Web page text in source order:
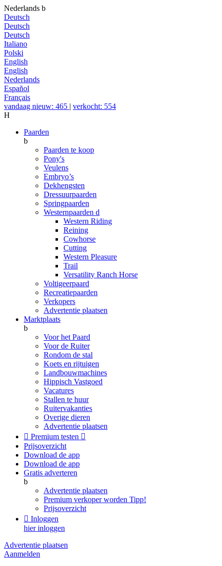
Nederlands b
Deutsch
Deutsch
Deutsch
Italiano
Polski
English
English
Nederlands
Español
Français
vandaag nieuw: 465 | verkocht: 554
H
Paarden
b
Paarden te koop
Pony's
Veulens
Embryo’s
Dekhengsten
Dressuurpaarden
Springpaarden
Westernpaarden d
Western Riding
Reining
Cowhorse
Cutting
Western Pleasure
Trail
Versatility Ranch Horse
Voltigeerpaard
Recreatiepaarden
Verkopers
Advertentie plaatsen
Marktplaats
b
Voor het Paard
Voor de Ruiter
Rondom de stal
Koets en rijtuigen
Landbouwmachines
Hippisch Vastgoed
Vacatures
Stallen te huur
Ruitervakanties
Overige dieren
Advertentie plaatsen
 Premium testen 
Prijsoverzicht
Download de app
Download de app
Gratis adverteren
b
Advertentie plaatsen
Premium verkoper worden Tipp!
Prijsoverzicht
 Inloggen
hier inloggen
Advertentie plaatsen
Aanmelden